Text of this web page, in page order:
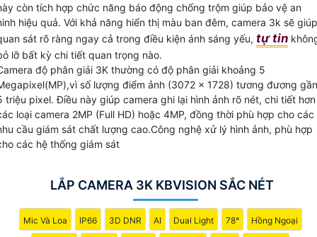
ảnh mà Camera ghi lại. Cùng với khả năng quan sát
lượng cao, Camera 3K giúp bạn không bỏ lỡ bất kỳ chi
quan trọng nào.
đầy đủ tính năng và chất lượng ưu việt, Camera 3K là
chọn hoàn hảo cho việc tăng cường an ninh và giám sát
bất kỳ không gian nào.
còn tích hợp chức năng báo động chống trộm giúp bảo vệ an
hiệu quả. Với khả năng hiển thị màu ban đêm, camera 3k sẽ giúp
sát rõ ràng ngay cả trong điều kiện ánh sáng yếu, tự tin
lỡ bất kỳ chi tiết quan trọng nào.
độ phân giải 3K thường có độ phân giải khoảng 5
số lượng điểm ảnh (3072 x 1728) tương đương gần
triệu pixel. Điều này giúp camera ghi lại hình ảnh rõ nét, chi tiết hơn
loại camera 2MP (Full HD) hoặc 4MP, đồng thời phù hợp cho các
cầu giám sát chất lượng cao.Công nghệ xử lý hình ảnh, phù hợp
các hệ thống giám sát
LẮP CAMERA 3K KBVISION SẮC NÉT
Mic Và Loa IP66 3D DNR AI Dual Light 78° Hồng Ngoại